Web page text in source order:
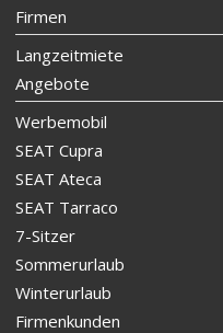
Firmen
Langzeitmiete
Angebote
Werbemobil
SEAT Cupra
SEAT Ateca
SEAT Tarraco
7-Sitzer
Sommerurlaub
Winterurlaub
Firmenkunden